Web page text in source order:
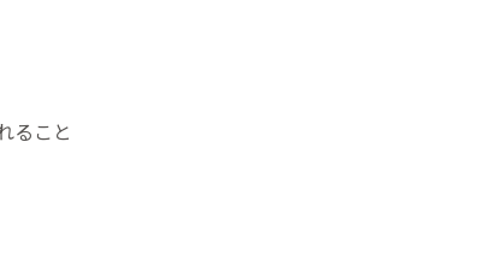
ること